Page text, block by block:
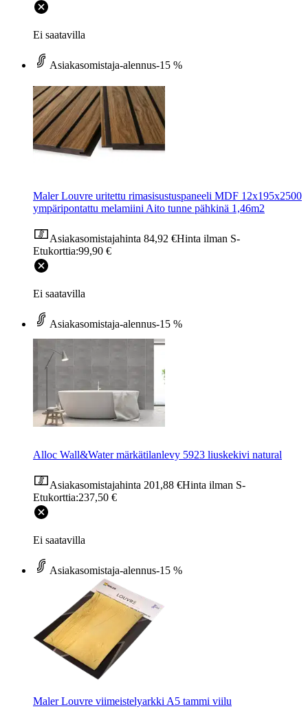
Ei saatavilla
Asiakasomistaja-alennus-15 %
Maler Louvre uritettu rimasisustuspaneeli MDF 12x195x2500
ympäripontattu melamiini Aito tunne pähkinä 1,46m2
Asiakasomistajahinta 84,92 €Hinta ilman S-
Etukorttia:99,90 €
Ei saatavilla
Asiakasomistaja-alennus-15 %
Alloc Wall&Water märkätilanlevy 5923 liuskekivi natural
Asiakasomistajahinta 201,88 €Hinta ilman S-
Etukorttia:237,50 €
Ei saatavilla
Asiakasomistaja-alennus-15 %
Maler Louvre viimeistelyarkki A5 tammi viilu